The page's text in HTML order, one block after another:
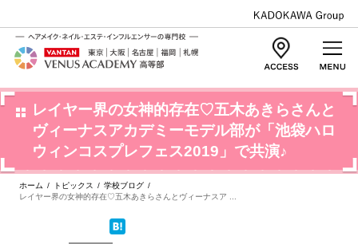
レイヤー界の女神的存在♡五木あきらさんと
ヴィーナスアカデミーモデル部が「池袋ハロ
ウィンコスプレフェス2019」で共演♪
ホーム / トピックス / 学校ブログ /
レイヤー界の女神的存在♡五木あきらさんとヴィーナスア ...